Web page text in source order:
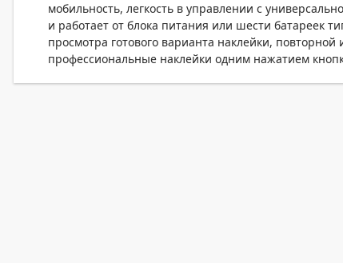
мобильность, легкость в управлении с
и работает от блока питания или шести батареек
просмотра готового варианта наклейки,
профессиональные наклейки одним нажатием